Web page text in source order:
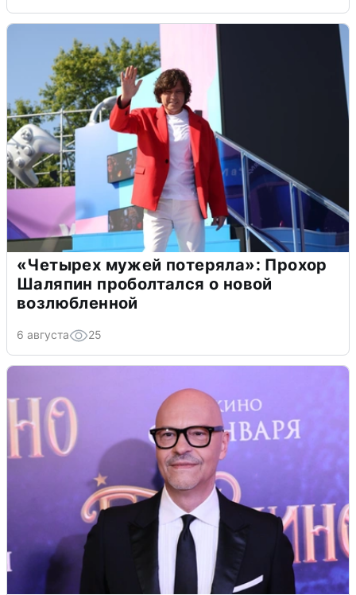
«Четырех мужей потеряла»: Прохор
Шаляпин проболтался о новой
возлюбленной
6 августа 25